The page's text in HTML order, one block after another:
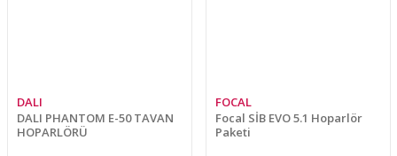
DALI
DALI PHANTOM E-50 TAVAN
HOPARLÖRÜ
FOCAL
Focal SİB EVO 5.1 Hoparlör
Paketi